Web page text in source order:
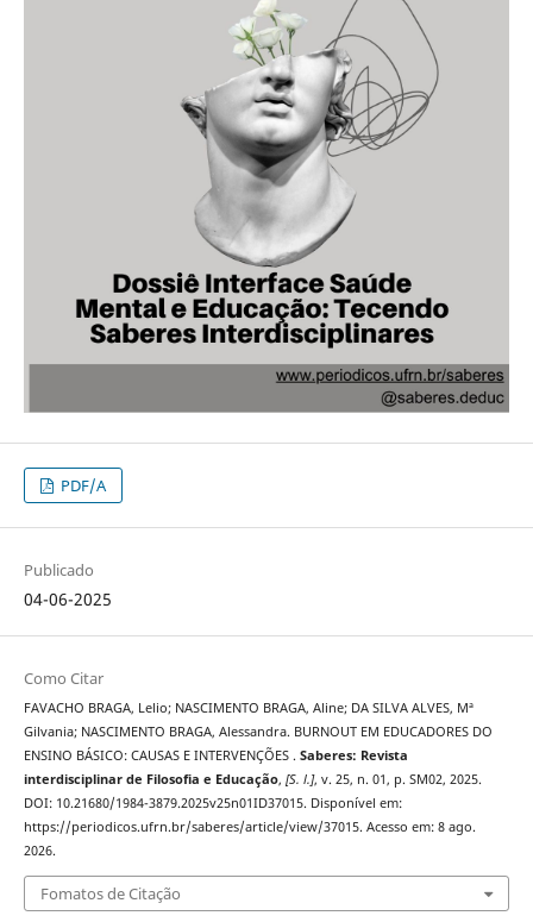
PDF/A
Publicado
04-06-2025
Como Citar
FAVACHO BRAGA, Lelio; NASCIMENTO BRAGA, Aline; DA SILVA ALVES, Mª
Gilvania; NASCIMENTO BRAGA, Alessandra. BURNOUT EM EDUCADORES DO
ENSINO BÁSICO: CAUSAS E INTERVENÇÕES . Saberes: Revista
interdisciplinar de Filosofia e Educação, [S. l.], v. 25, n. 01, p. SM02, 2025.
DOI: 10.21680/1984-3879.2025v25n01ID37015. Disponível em:
https://periodicos.ufrn.br/saberes/article/view/37015. Acesso em: 8 ago.
2026.
Fomatos de Citação